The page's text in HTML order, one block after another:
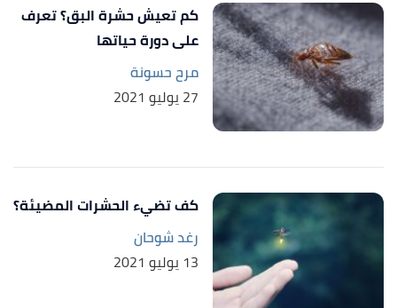
↑
"Health benefits of scorpion venom"
,
podcasts.ufhealth, Retrieved 22/2/2021. Edited.
↑
"Scorpion"
,britannica , Retrieved 22/2/2021.
Edited.
↑
"Scorpions"
,ducksters, Retrieved 22/2/2021.
, animals.sandiegozoo, Retrieved
22/2/2021. Edited.
كم تعيش حشرة البق؟ تعرف
على دورة حياتها
مرح حسونة
27 يوليو 2021
كف تضيء الحشرات المضيئة؟
رغد شوحان
13 يوليو 2021